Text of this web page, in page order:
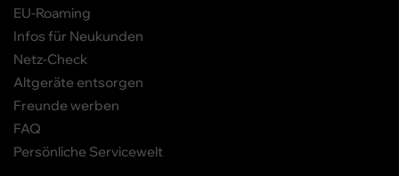
EU-Roaming
Infos für Neukunden
Netz-Check
Altgeräte entsorgen
Freunde werben
FAQ
Persönliche Servicewelt